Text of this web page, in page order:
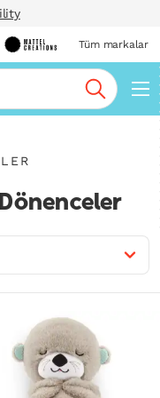
Tüm markalar
Ara